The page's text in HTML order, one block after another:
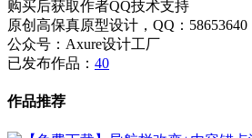
购买后获取作者QQ技术支持
原创高保真原型设计，QQ：58653640
公众号：Axure设计工厂
已发布作品： 40
作品推荐